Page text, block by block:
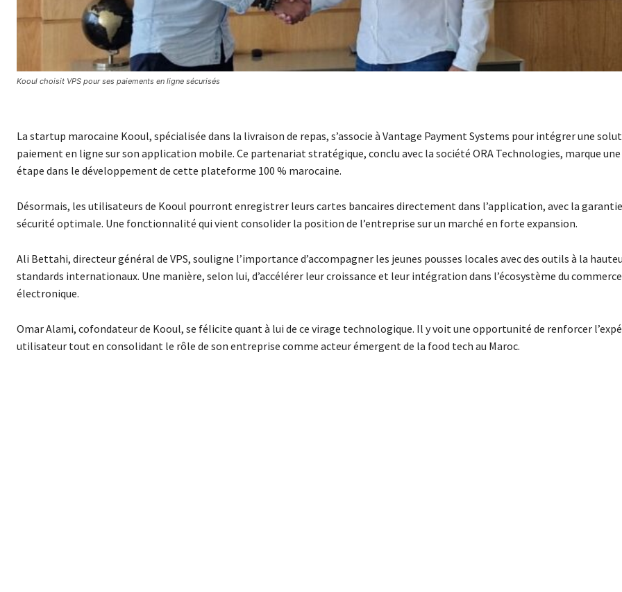
Kooul choisit VPS pour ses paiements en ligne sécurisés
La startup marocaine Kooul, spécialisée dans la livraison de repas, s’associe à Vantage Payment Systems pour intégrer une
paiement en ligne sur son application mobile. Ce partenariat stratégique, conclu avec la société ORA Technologies, marque
étape dans le développement de cette plateforme 100 % marocaine.
Désormais, les utilisateurs de Kooul pourront enregistrer leurs cartes bancaires directement dans l’application, avec la garantie
sécurité optimale. Une fonctionnalité qui vient consolider la position de l’entreprise sur un marché en forte expansion.
Ali Bettahi, directeur général de VPS, souligne l’importance d’accompagner les jeunes pousses locales avec des outils à la
standards internationaux. Une manière, selon lui, d’accélérer leur croissance et leur intégration dans l’écosystème du commerce
électronique.
Omar Alami, cofondateur de Kooul, se félicite quant à lui de ce virage technologique. Il y voit une opportunité de renforcer
utilisateur tout en consolidant le rôle de son entreprise comme acteur émergent de la food tech au Maroc.